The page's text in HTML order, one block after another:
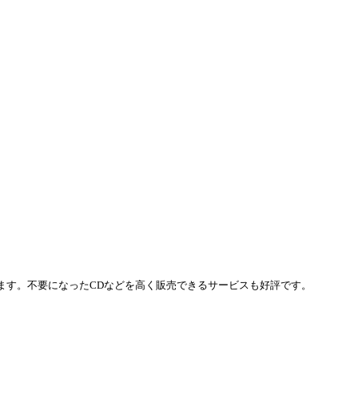
。不要になったCDなどを高く販売できるサービスも好評です。